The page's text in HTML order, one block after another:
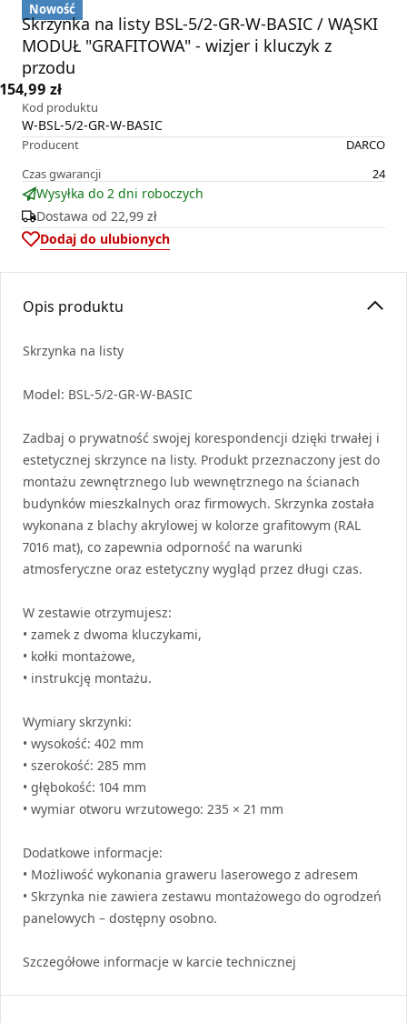
Nowość
Skrzynka na listy BSL-5/2-GR-W-BASIC / WĄSKI
MODUŁ "GRAFITOWA" - wizjer i kluczyk z
przodu
154,99 zł
Kod produktu
W-BSL-5/2-GR-W-BASIC
Producent
DARCO
Czas gwarancji
24
Wysyłka do 2 dni roboczych
Dostawa od 22,99 zł
Dodaj do ulubionych
Opis produktu
Skrzynka na listy
Model: BSL-5/2-GR-W-BASIC
Zadbaj o prywatność swojej korespondencji dzięki trwałej i
estetycznej skrzynce na listy. Produkt przeznaczony jest do
montażu zewnętrznego lub wewnętrznego na ścianach
budynków mieszkalnych oraz firmowych. Skrzynka została
wykonana z blachy akrylowej w kolorze grafitowym (RAL
7016 mat), co zapewnia odporność na warunki
atmosferyczne oraz estetyczny wygląd przez długi czas.
W zestawie otrzymujesz:
• zamek z dwoma kluczykami,
• kołki montażowe,
• instrukcję montażu.
Wymiary skrzynki:
• wysokość: 402 mm
• szerokość: 285 mm
• głębokość: 104 mm
• wymiar otworu wrzutowego: 235 × 21 mm
Dodatkowe informacje:
• Możliwość wykonania graweru laserowego z adresem
• Skrzynka nie zawiera zestawu montażowego do ogrodzeń
panelowych – dostępny osobno.
Szczegółowe informacje w karcie technicznej